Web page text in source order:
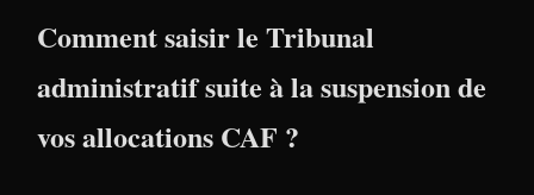
Comment saisir le Tribunal
administratif suite à la suspension de
vos allocations CAF ?